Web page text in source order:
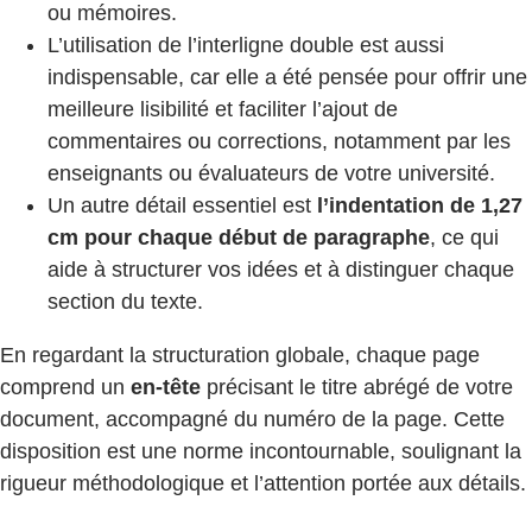
ou mémoires.
L’utilisation de l’interligne double est aussi
indispensable, car elle a été pensée pour offrir une
meilleure lisibilité et faciliter l’ajout de
commentaires ou corrections, notamment par les
enseignants ou évaluateurs de votre université.
Un autre détail essentiel est l’indentation de 1,27
cm pour chaque début de paragraphe, ce qui
aide à structurer vos idées et à distinguer chaque
section du texte.
En regardant la structuration globale, chaque page
comprend un en-tête précisant le titre abrégé de votre
document, accompagné du numéro de la page. Cette
disposition est une norme incontournable, soulignant la
rigueur méthodologique et l’attention portée aux détails.